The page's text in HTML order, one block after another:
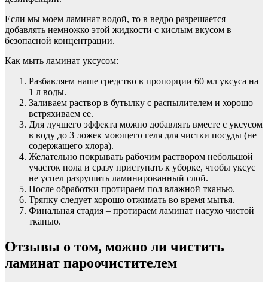
Если мы моем ламинат водой, то в ведро разрешается
добавлять немножко этой жидкости с кислым вкусом в
безопасной концентрации.
Как мыть ламинат уксусом:
Разбавляем наше средство в пропорции 60 мл уксуса на
1 л воды.
Заливаем раствор в бутылку с распылителем и хорошо
встряхиваем ее.
Для лучшего эффекта можно добавлять вместе с уксусом
в воду до 3 ложек моющего геля для чистки посуды (не
содержащего хлора).
Желательно покрывать рабочим раствором небольшой
участок пола и сразу приступать к уборке, чтобы уксус
не успел разрушить ламинированный слой.
После обработки протираем пол влажной тканью.
Тряпку следует хорошо отжимать во время мытья.
Финальная стадия – протираем ламинат насухо чистой
тканью.
Отзывы о том, можно ли чистить
ламинат пароочистителем